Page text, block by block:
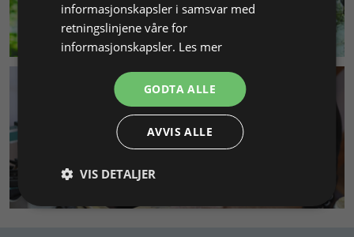
MILJØ & BÆREKRAFT
SMYKKEKURS
informasjonskapsler i samsvar med
retningslinjene våre for
informasjonskapsler. Les mer
GODTA ALLE
AVVIS ALLE
VIS DETALJER